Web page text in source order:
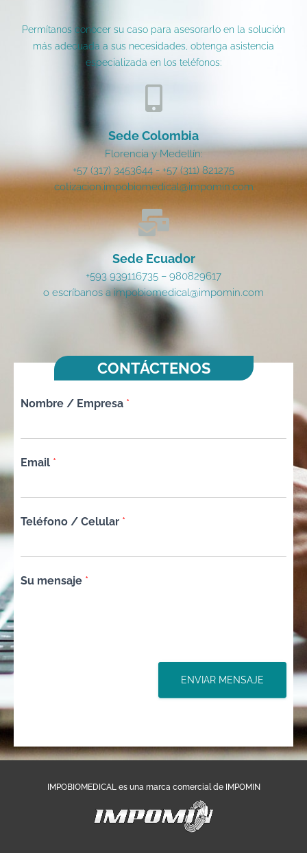
Permítanos conocer su caso para asesorarlo en la solución
más adecuada a sus necesidades, obtenga asistencia
especializada en los teléfonos:
Sede Colombia
Florencia y Medellín:
+57 (317) 3453644 - +57 (311) 821275
cotizacion.impobiomedical@impomin.com
Sede Ecuador
+593 939116735 – 980829617
o escríbanos a impobiomedical@impomin.com
CONTÁCTENOS
Nombre / Empresa *
Email *
Teléfono / Celular *
Su mensaje *
ENVIAR MENSAJE
IMPOBIOMEDICAL es una marca comercial de IMPOMIN